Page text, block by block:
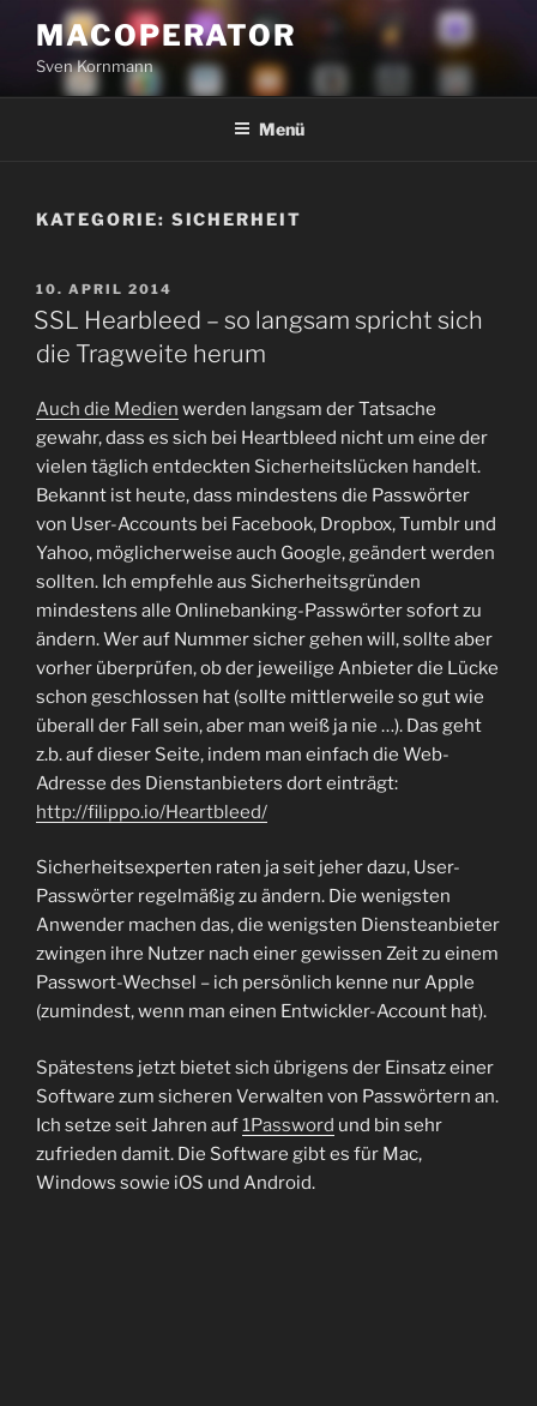
Inhalt
springen
MACOPERATOR
Sven Kornmann
Menü
KATEGORIE: SICHERHEIT
VERÖFFENTLICHT
AM
10. APRIL 2014
SSL Hearbleed – so langsam spricht sich
die Tragweite herum
Auch die Medien werden langsam der Tatsache
gewahr, dass es sich bei Heartbleed nicht um eine der
vielen täglich entdeckten Sicherheitslücken handelt.
Bekannt ist heute, dass mindestens die Passwörter
von User-Accounts bei Facebook, Dropbox, Tumblr und
Yahoo, möglicherweise auch Google, geändert werden
sollten. Ich empfehle aus Sicherheitsgründen
mindestens alle Onlinebanking-Passwörter sofort zu
ändern. Wer auf Nummer sicher gehen will, sollte aber
vorher überprüfen, ob der jeweilige Anbieter die Lücke
schon geschlossen hat (sollte mittlerweile so gut wie
überall der Fall sein, aber man weiß ja nie …). Das geht
z.b. auf dieser Seite, indem man einfach die Web-
Adresse des Dienstanbieters dort einträgt:
http://filippo.io/Heartbleed/
Sicherheitsexperten raten ja seit jeher dazu, User-
Passwörter regelmäßig zu ändern. Die wenigsten
Anwender machen das, die wenigsten Diensteanbieter
zwingen ihre Nutzer nach einer gewissen Zeit zu einem
Passwort-Wechsel – ich persönlich kenne nur Apple
(zumindest, wenn man einen Entwickler-Account hat).
Spätestens jetzt bietet sich übrigens der Einsatz einer
Software zum sicheren Verwalten von Passwörtern an.
Ich setze seit Jahren auf1Password und bin sehr
zufrieden damit. Die Software gibt es für Mac,
Windows sowie iOS und Android.